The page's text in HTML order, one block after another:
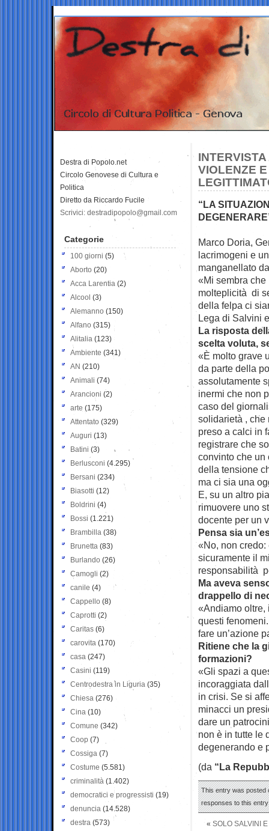
VIOLENZE
“LA
Marco Doria,
lacrimogeni e
manganellato
«Mi sembra
molteplicità di
della felpa ci
Lega di Salvini
La risposta
scelta voluta,
«È molto grave
da parte della
assolutamente
inermi che non
caso del
solidarietà , che
preso a calci in
registrare che
convinto che un
della tensione
ma ci sia una
E, su un altro
rimuovere uno
docente per un
Pensa sia
«No, non
sicuramente il
responsabilità
Ma aveva
drappello di
«Andiamo oltre,
questi
fare un’azione
Ritiene che la
formazioni?
«Gli spazi a
incoraggiata
in crisi. Se si
minacci un
dare un
non è in tutte le
degenerando e
(da “La
This entry was posted
responses to this
« SOLO SALVINI
Destra di Popolo.net
Circolo Genovese di Cultura e
Politica
Diretto da Riccardo Fucile
Scrivici: destradipopolo@gmail.com
Categorie
100 giorni (5)
Aborto (20)
Acca Larentia (2)
Alcool (3)
Alemanno (150)
Alfano (315)
Alitalia (123)
Ambiente (341)
AN (210)
Animali (74)
Arancioni (2)
arte (175)
Attentato (329)
Auguri (13)
Batini (3)
Berlusconi (4.295)
Bersani (234)
Biasotti (12)
Boldrini (4)
Bossi (1.221)
Brambilla (38)
Brunetta (83)
Burlando (26)
Camogli (2)
canile (4)
Cappello (8)
Caprotti (2)
Caritas (6)
carovita (170)
casa (247)
Casini (119)
Centrodestra in Liguria (35)
Chiesa (276)
Cina (10)
Comune (342)
Coop (7)
Cossiga (7)
Costume (5.581)
criminalità (1.402)
democratici e progressisti (19)
denuncia (14.528)
destra (573)